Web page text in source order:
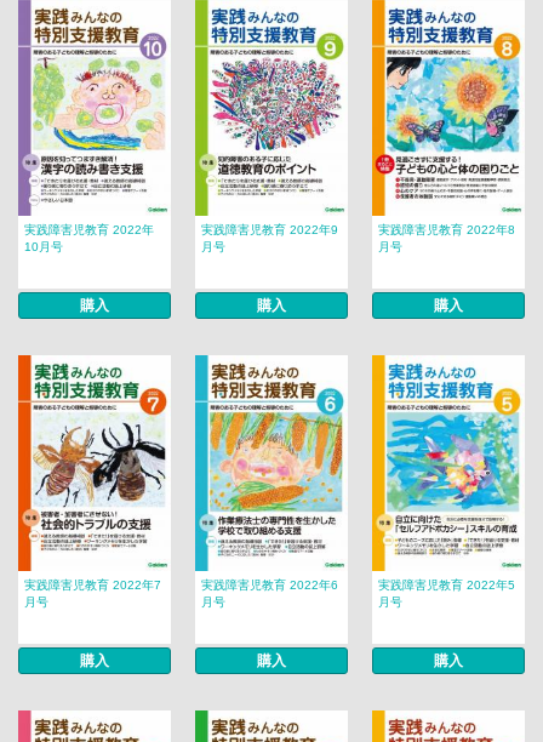
実践障害児教育 2022年
10月号
購入
実践障害児教育 2022年9
月号
購入
実践障害児教育 2022年8
月号
購入
実践障害児教育 2022年7
月号
購入
実践障害児教育 2022年6
月号
購入
実践障害児教育 2022年5
月号
購入